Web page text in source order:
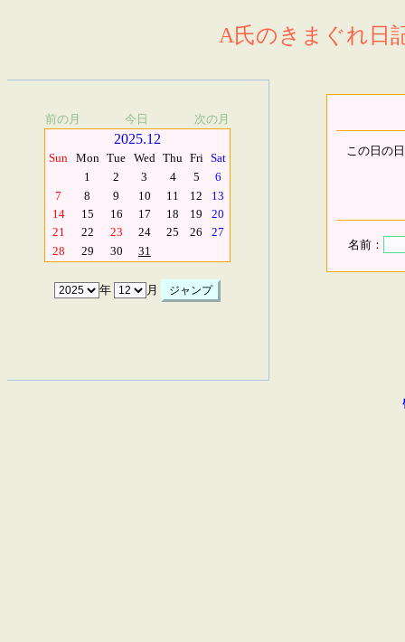
A氏のきまぐれ日
前の月 今日 次の月
2025.12
Sun Mon Tue Wed Thu Fri Sat
1
2 3 4 5
6
7
8 9 10 11 12
13
14
15 16 17 18 19
20
21
22 23 24 25 26
27
28
29 30 31
年 月
この日の
名前：